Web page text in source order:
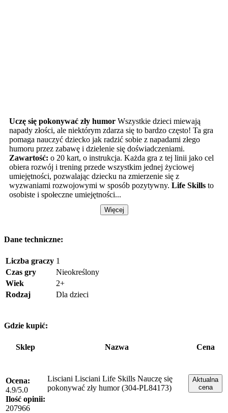
Uczę się pokonywać zły humor Wszystkie dzieci miewają
napady złości, ale niektórym zdarza się to bardzo często! Ta gra
pomaga nauczyć dziecko jak radzić sobie z napadami złego
humoru przez zabawę i dzielenie się doświadczeniami.
Zawartość: o 20 kart, o instrukcja. Każda gra z tej linii jako cel
obiera rozwój i trening przede wszystkim jednej życiowej
umiejętności, pozwalając dziecku na zmierzenie się z
wyzwaniami rozwojowymi w sposób pozytywny. Life Skills to
osobiste i społeczne umiejętności...
Więcej
Dane techniczne:
Liczba graczy 1
Czas gry
Nieokreślony
Wiek
2+
Rodzaj
Dla dzieci
Gdzie kupić:
Sklep Nazwa Cena
Ocena:
4.9/5.0
Ilość opinii:
207966
Lisciani Lisciani Life Skills Nauczę się
pokonywać zły humor (304-PL84173)
Aktualna
cena